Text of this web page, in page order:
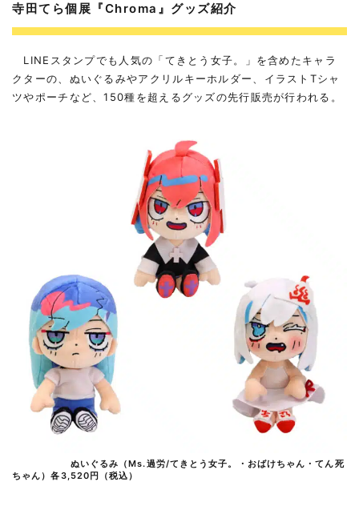
寺田てら個展『Chroma』グッズ紹介
LINEスタンプでも人気の「てきとう女子。」を含めたキャラ
クターの、ぬいぐるみやアクリルキーホルダー、イラストTシャ
ツやポーチなど、150種を超えるグッズの先行販売が行われる。
ぬいぐるみ（Ms.過労/てきとう女子。・おばけちゃん・てん死
ちゃん）各3,520円（税込）